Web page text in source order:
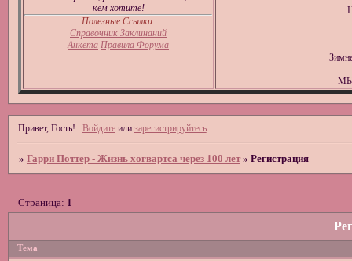
кем хотите!
Полезные Ссылки:
Справочник Заклинаний
Анкета Правила Форума
Привет, Гость! Войдитеили зарегистрируйтесь.
» Гарри Поттер - Жизнь хогвартса через 100 лет » Регистрация
Страница: 1
Тема